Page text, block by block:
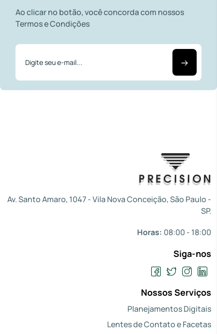
Ao clicar no botão, você concorda com nossos
Termos e Condições
Av. Santo Amaro, 1047 - Vila Nova Conceição, São Paulo -
SP.
Horas: 08:00 - 18:00
Siga-nos
Nossos Serviços
Planejamentos Digitais
Lentes de Contato e Facetas